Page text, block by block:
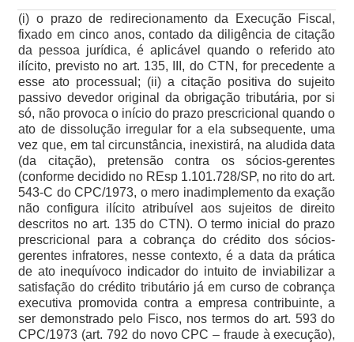
(i) o prazo de redirecionamento da Execução Fiscal,
fixado em cinco anos, contado da diligência de citação
da pessoa jurídica, é aplicável quando o referido ato
ilícito, previsto no art. 135, III, do CTN, for precedente a
esse ato processual; (ii) a citação positiva do sujeito
passivo devedor original da obrigação tributária, por si
só, não provoca o início do prazo prescricional quando o
ato de dissolução irregular for a ela subsequente, uma
vez que, em tal circunstância, inexistirá, na aludida data
(da citação), pretensão contra os sócios-gerentes
(conforme decidido no REsp 1.101.728/SP, no rito do art.
543-C do CPC/1973, o mero inadimplemento da exação
não configura ilícito atribuível aos sujeitos de direito
descritos no art. 135 do CTN). O termo inicial do prazo
prescricional para a cobrança do crédito dos sócios-
gerentes infratores, nesse contexto, é a data da prática
de ato inequívoco indicador do intuito de inviabilizar a
satisfação do crédito tributário já em curso de cobrança
executiva promovida contra a empresa contribuinte, a
ser demonstrado pelo Fisco, nos termos do art. 593 do
CPC/1973 (art. 792 do novo CPC – fraude à execução),